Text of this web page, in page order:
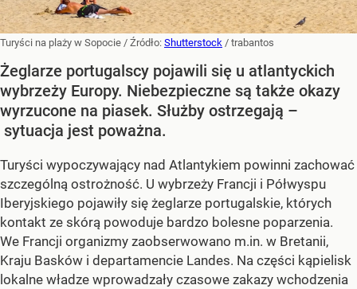
Turyści na plaży w Sopocie / Źródło: Shutterstock / trabantos
Żeglarze portugalscy pojawili się u atlantyckich
wybrzeży Europy. Niebezpieczne są także okazy
wyrzucone na piasek. Służby ostrzegają –
sytuacja jest poważna.
Turyści wypoczywający nad Atlantykiem powinni zachować
szczególną ostrożność. U wybrzeży Francji i Półwyspu
Iberyjskiego pojawiły się żeglarze portugalskie, których
kontakt ze skórą powoduje bardzo bolesne poparzenia.
We Francji organizmy zaobserwowano m.in. w Bretanii,
Kraju Basków i departamencie Landes. Na części kąpielisk
lokalne władze wprowadzały czasowe zakazy wchodzenia